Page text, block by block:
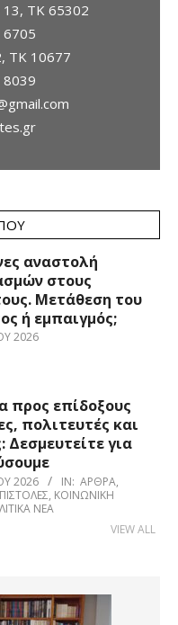
ΤΚ 65302
6705
ΤΚ 10677
8039
αναστολή
στους
Μετάθεση του
ή εμπαιγμός;
2026
προς επίδοξους
πολιτευτές και
Δεσμευτείτε για
2026 IN: ΆΡΘΡΑ,
, ΚΟΙΝΩΝΙΚΉ
ΝΈΑ
VIEW ALL